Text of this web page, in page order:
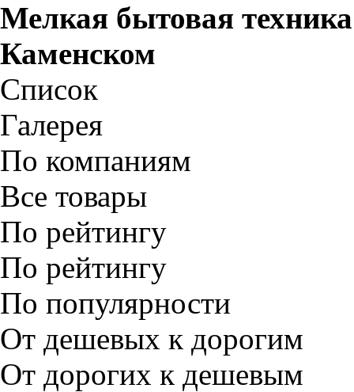
Мелкая бытовая
Каменском
Список
Галерея
По компаниям
Все товары
По рейтингу
По рейтингу
По популярности
От дешевых к дорогим
От дорогих к дешевым